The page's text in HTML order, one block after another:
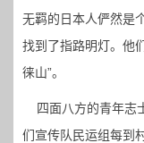
无羁的日本人俨然是
找到了指路明灯。他
徕山”。
四面八方的青年志
们宣传队民运组每到